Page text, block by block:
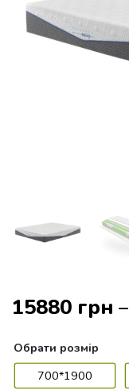
15880 грн –
Обрати розмір
700*1900